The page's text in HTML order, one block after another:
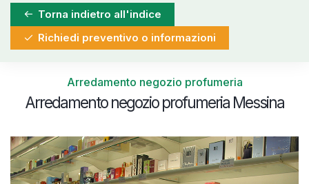
Torna indietro all'indice
Richiedi preventivo o informazioni
Arredamento negozio profumeria
Arredamento negozio profumeria Messina